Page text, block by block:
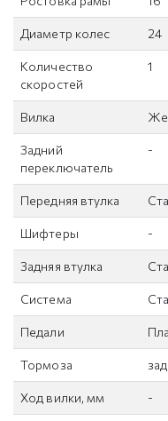
Диаметр колес 24
Количество
скоростей
1
Вилка
Задний
переключатель
-
Передняя втулка
Шифтеры -
Задняя втулка
Система
Педали
Тормоза
Ход вилки, мм -